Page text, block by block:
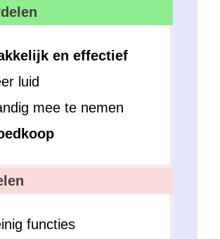
en effectief
luid
mee te nemen
functies